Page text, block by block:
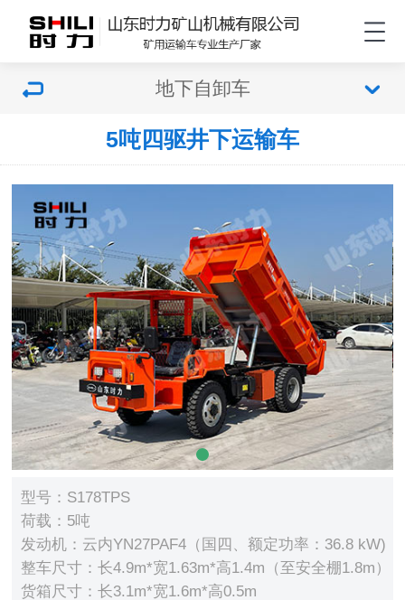
地下自卸车
5吨四驱井下运输车
型号：S178TPS
荷载：5吨
发动机：云内YN27PAF4（国四、额定功率：36.8 kW)
整车尺寸：长4.9m*宽1.63m*高1.4m（至安全棚1.8m）
货箱尺寸：长3.1m*宽1.6m*高0.5m